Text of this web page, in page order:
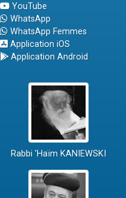
YouTube
WhatsApp
WhatsApp Femmes
Application iOS
Application Android
Rabbi 'Haïm KANIEWSKI